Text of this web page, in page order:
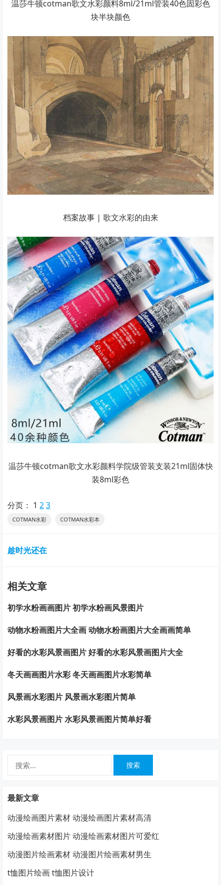
温莎牛顿cotman歌文水彩颜料8ml/21ml管装40色固彩色
块半块颜色
档案故事 | 歌文水彩的由来
温莎牛顿cotman歌文水彩颜料学院级管装支装21ml固体快
装8ml彩色
分页： 1 2 3
COTMAN水彩 COTMAN水彩本
趁时光还在
相关文章
初学水粉画画图片 初学水粉画风景图片
动物水粉画图片大全画 动物水粉画图片大全画画简单
好看的水彩风景画图片 好看的水彩风景画图片大全
冬天画画图片水彩 冬天画画图片水彩简单
风景画水彩图片 风景画水彩图片简单
水彩风景画图片 水彩风景画图片简单好看
最新文章
动漫绘画图片素材 动漫绘画图片素材高清
动漫绘画素材图片 动漫绘画素材图片可爱红
动漫图片绘画素材 动漫图片绘画素材男生
t恤图片绘画 t恤图片设计